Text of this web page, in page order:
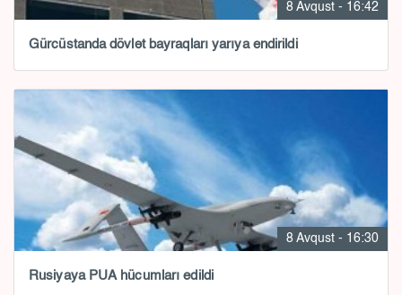
8 Avqust - 16:42
Gürcüstanda dövlət bayraqları yarıya endirildi
8 Avqust - 16:30
Rusiyaya PUA hücumları edildi